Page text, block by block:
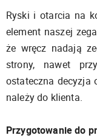
Ryski i otarcia na
element naszej
że wręcz nadają
strony, nawet
ostateczna decyzja
należy do klienta.
Przygotowanie do